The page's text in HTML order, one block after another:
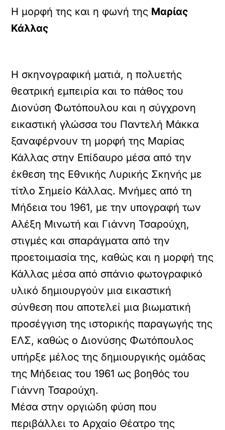
Η μορφή της και η φωνή της Μαρίας
Κάλλας
Η σκηνογραφική ματιά, η πολυετής
θεατρική εμπειρία και το πάθος του
Διονύση Φωτόπουλου και η σύγχρονη
εικαστική γλώσσα του Παντελή Μάκκα
ξαναφέρνουν τη μορφή της Μαρίας
Κάλλας στην Επίδαυρο μέσα από την
έκθεση της Εθνικής Λυρικής Σκηνής με
τίτλο Σημείο Κάλλας. Μνήμες από τη
Μήδεια του 1961, με την υπογραφή των
Αλέξη Μινωτή και Γιάννη Τσαρούχη,
στιγμές και σπαράγματα από την
προετοιμασία της, καθώς και η μορφή της
Κάλλας μέσα από σπάνιο φωτογραφικό
υλικό δημιουργούν μια εικαστική
σύνθεση που αποτελεί μια βιωματική
προσέγγιση της ιστορικής παραγωγής της
ΕΛΣ, καθώς ο Διονύσης Φωτόπουλος
υπήρξε μέλος της δημιουργικής ομάδας
της Μήδειας του 1961 ως βοηθός του
Γιάννη Τσαρούχη.
Μέσα στην οργιώδη φύση που
περιβάλλει το Αρχαίο Θέατρο της